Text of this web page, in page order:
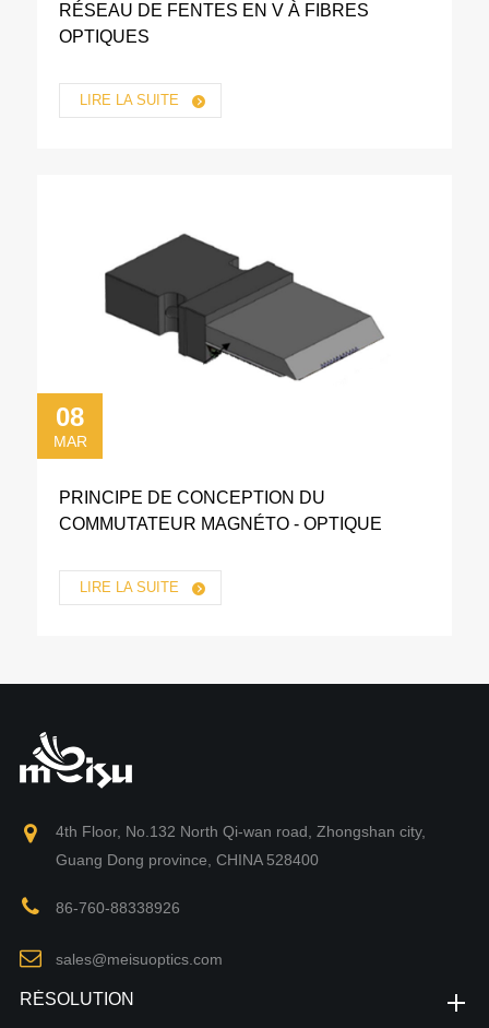
RÉSEAU DE FENTES EN V À FIBRES
OPTIQUES
LIRE LA SUITE
08
MAR
PRINCIPE DE CONCEPTION DU
COMMUTATEUR MAGNÉTO - OPTIQUE
LIRE LA SUITE
4th Floor, No.132 North Qi-wan road, Zhongshan city,
Guang Dong province, CHINA 528400
86-760-88338926
sales@meisuoptics.com
RÉSOLUTION